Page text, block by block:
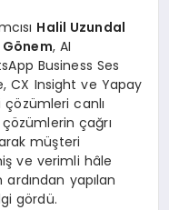
Halil Uzundal
önem, AI
Business Ses
CX Insight ve Yapay
canlı
çözümlerin çağrı
müşteri
ve verimli hâle
yapılan
gördü.